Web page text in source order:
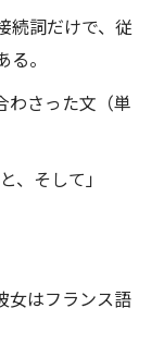
続詞だけで、従
。
わさった文（単
、そして」
はフランス語